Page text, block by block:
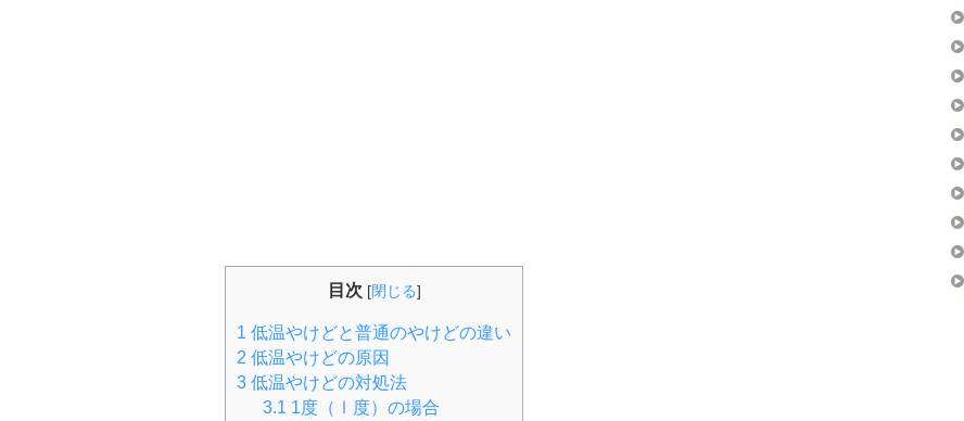
目次 [閉じる]
1 低温やけどと普通のやけどの違い
2 低温やけどの原因
3 低温やけどの対処法
3.1 1度（Ⅰ度）の場合